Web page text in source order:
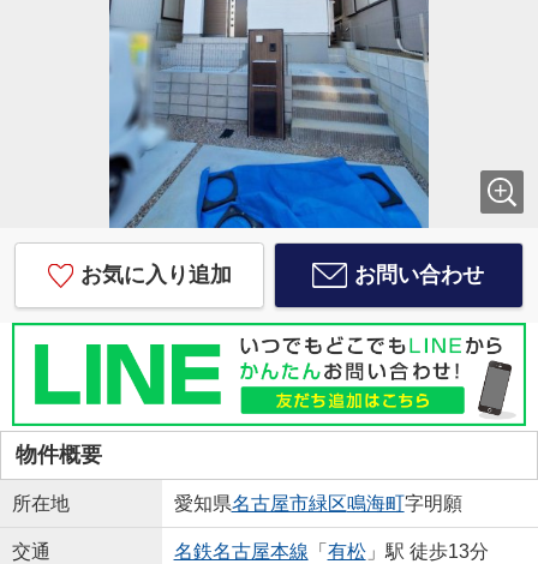
お気に入り追加 お問い合わせ
物件概要
所在地 愛知県名古屋市緑区鳴海町字明願
交通 名鉄名古屋本線 「 有松」駅 徒歩13分